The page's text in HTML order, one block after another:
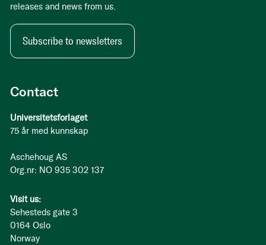
Contact
Universitetsforlaget
75 år med kunnskap
Aschehoug AS
Org.nr: NO 935 302 137
Visit us:
Sehesteds gate 3
0164 Oslo
Norway
releases and news from us.
Subscribe to newsletters